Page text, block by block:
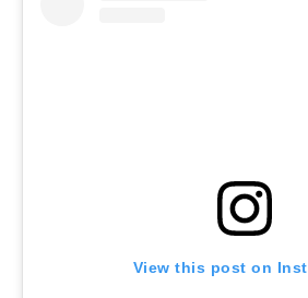
View this post on